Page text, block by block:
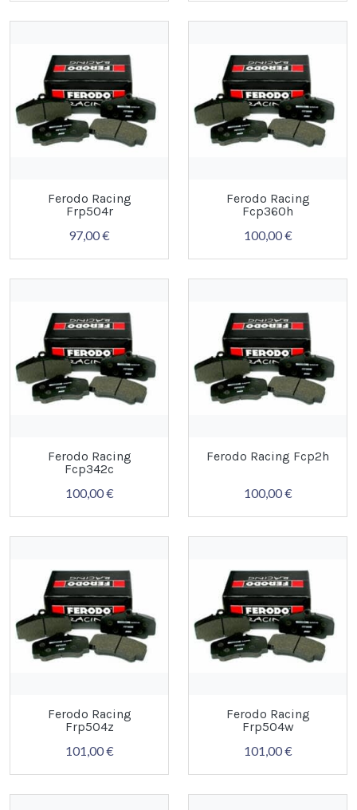
Ferodo Racing
Frp504r
97,00 €
Ferodo Racing
Fcp360h
100,00 €
Ferodo Racing
Fcp342c
100,00 €
Ferodo Racing Fcp2h
100,00 €
Ferodo Racing
Frp504z
101,00 €
Ferodo Racing
Frp504w
101,00 €